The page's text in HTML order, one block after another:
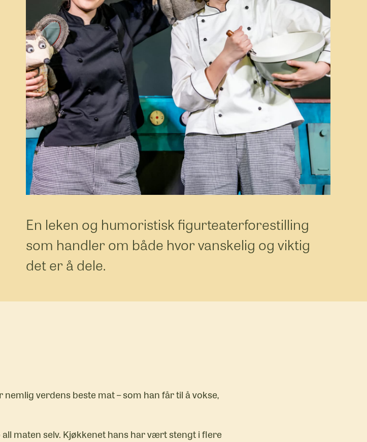
Utviklingsteatret
DUS – En teaterfestival
for ungdom
En leken og humoristisk figurteaterforestilling
som handler om både hvor vanskelig og viktig
det er å dele.
verdens beste mat – som han får til å vokse,
maten selv. Kjøkkenet hans har vært stengt i flere